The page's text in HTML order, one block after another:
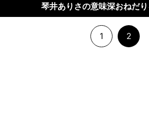
琴井ありさの意味深おねだ
1 2